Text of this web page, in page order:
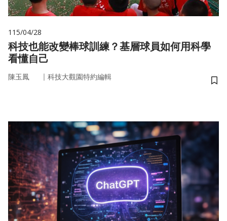
115/04/28
科技也能改變棒球訓練？基層球員如何用科學
看懂自己
陳玉鳳 ｜ 科技大觀園特約編輯
儲